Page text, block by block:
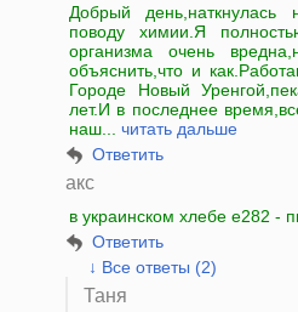
Добрый
поводу химии.Я
организма очень
объяснить,что и
Городе Новый
лет.И в последнее
наш... читать дальше
Ответить
акс
в украинском хлебе е282 -
Ответить
↓ Все ответы (2)
Таня